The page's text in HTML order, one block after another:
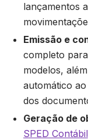
lançamentos
Emissão e
completo
modelos,
automático
dos
Geração de
SPED Contábil